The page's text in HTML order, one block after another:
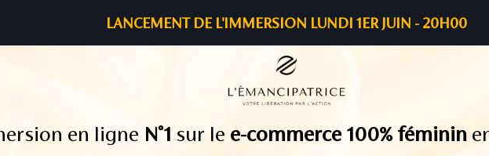
LANCEMENT DE L'IMMERSION LUNDI 1ER JUIN - 20H00
en ligne N°1 sur le e-commerce 100% féminin